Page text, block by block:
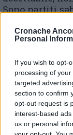
Cronache
Personal
If you wish to opt-
processing of
targeted
section to confirm
opt-out request is
interest-based
us or personal
Sono partiti
Terni, Orte e
«E’ stato
Roma anche
raggiunto –
ha realizzato
di bullismo di
Lei è viva
«La storia di